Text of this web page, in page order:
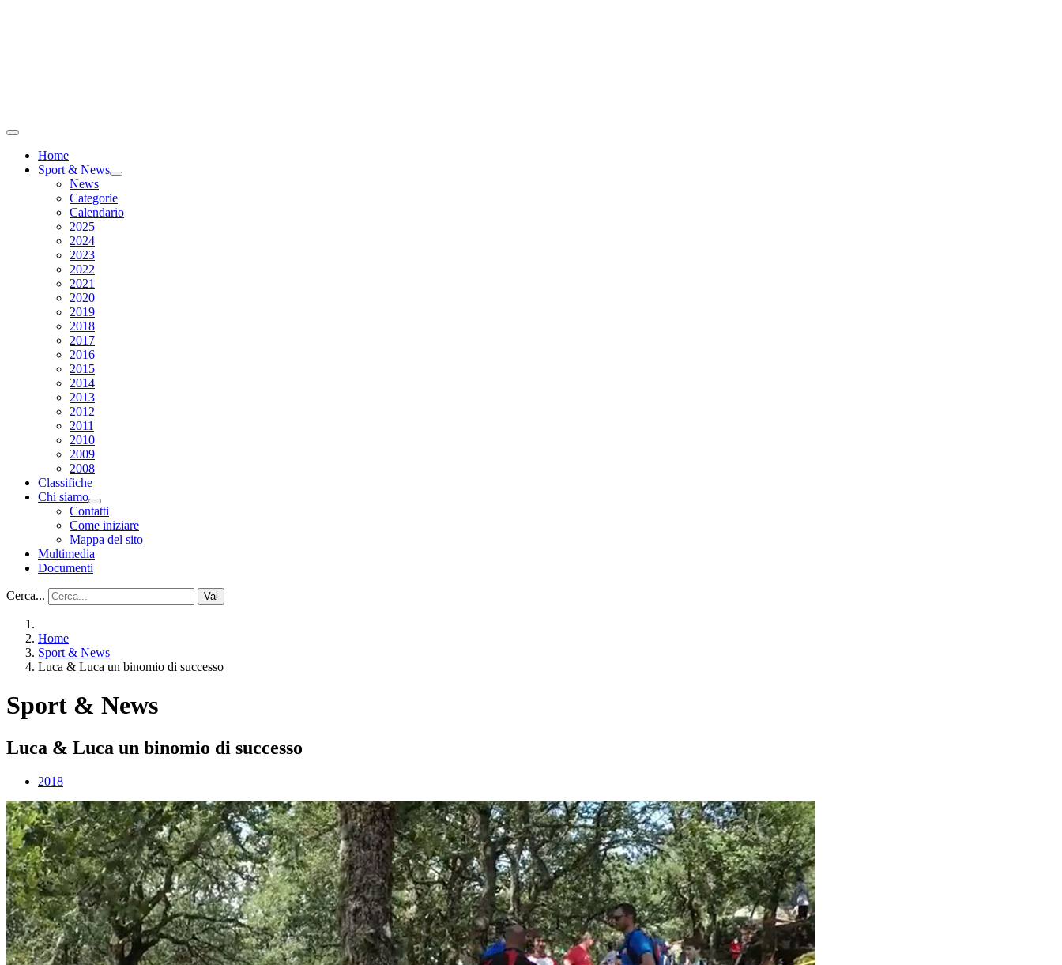
Home
Sport & News
News
Categorie
Calendario
2025
2024
2023
2022
2021
2020
2019
2018
2017
2016
2015
2014
2013
2012
2011
2010
2009
2008
Classifiche
Chi siamo
Contatti
Come iniziare
Mappa del sito
Multimedia
Documenti
Cerca... Vai
Home
Sport & News
Luca & Luca un binomio di successo
Sport & News
Luca & Luca un binomio di successo
2018